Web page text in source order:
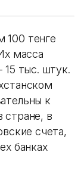
100 тенге
масса
15 тыс. штук.
к
стране, в
счета,
банках